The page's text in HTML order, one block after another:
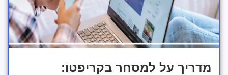
מדריך על למסחר בקריפטו: